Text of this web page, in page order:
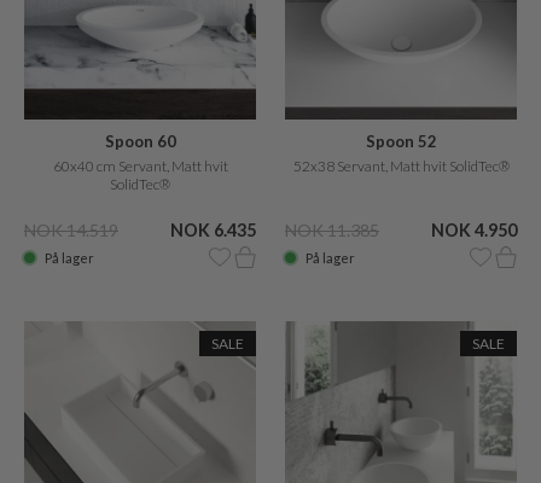
Spoon 60
60x40 cm Servant, Matt hvit
SolidTec®
NOK 14.519 NOK 6.435
På lager
Spoon 52
52x38 Servant, Matt hvit SolidTec®
NOK 11.385 NOK 4.950
På lager
SALE SALE